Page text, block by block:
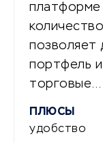
платформе
позволяет
портфель
торговые…
ПЛЮСЫ
удобство